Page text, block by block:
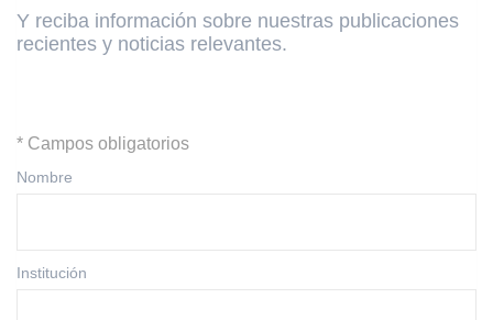
Y reciba información sobre nuestras publicaciones
recientes y noticias relevantes.
* Campos obligatorios
Nombre
Institución